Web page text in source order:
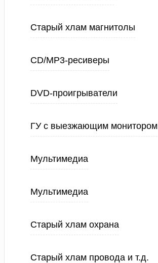
Старый хлам магнитолы
CD/MP3-ресиверы
DVD-проигрыватели
ГУ с выезжающим монитором
Мультимедиа
Мультимедиа
Старый хлам охрана
Старый хлам провода и т.д.